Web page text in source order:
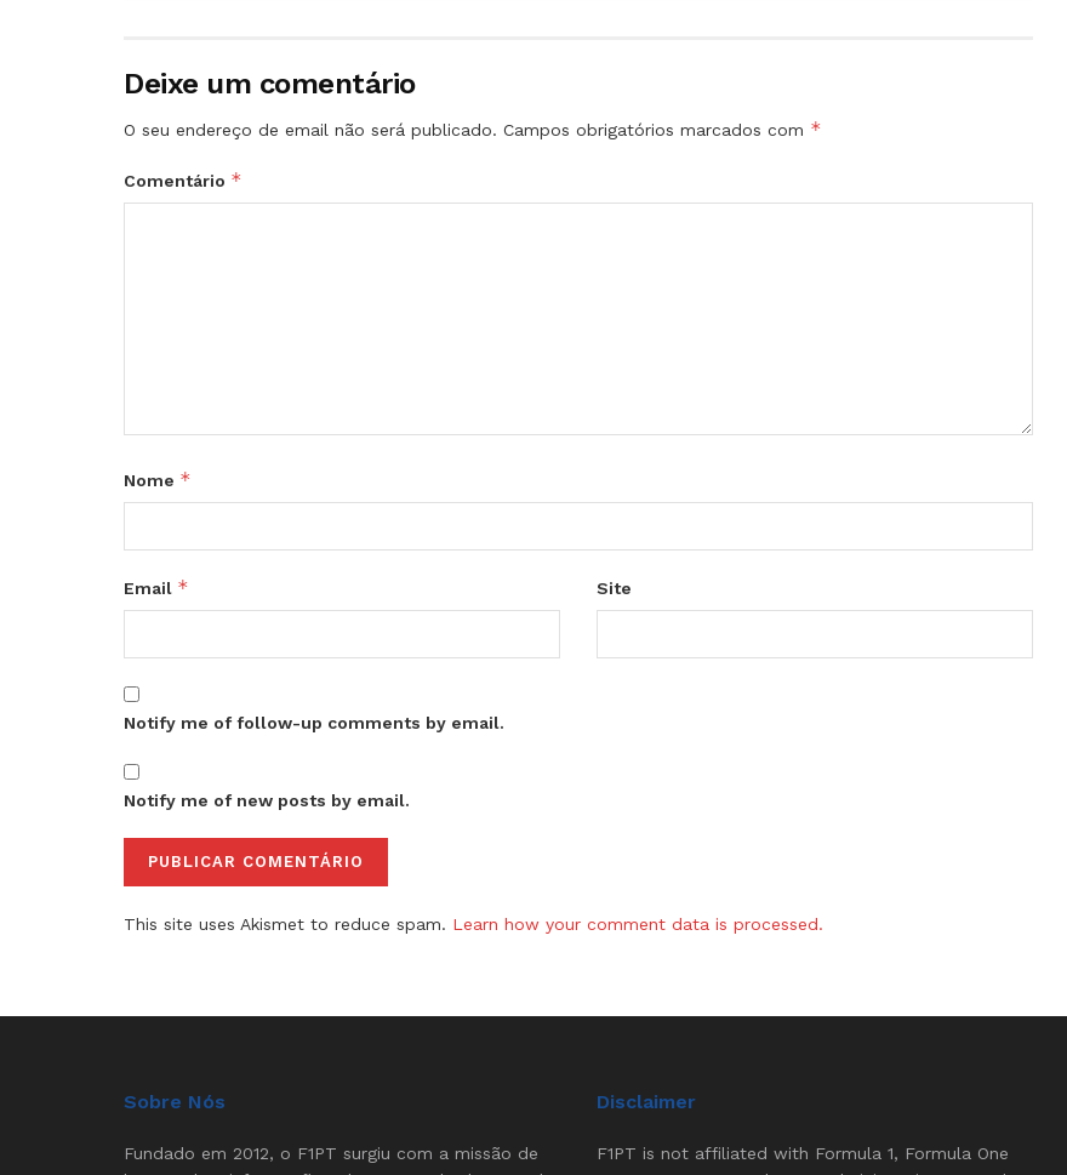
Deixe um comentário
O seu endereço de email não será publicado. Campos obrigatórios marcados com *
Comentário *
Nome *
Email * Site
Notify me of follow-up comments by email.
Notify me of new posts by email.
This site uses Akismet to reduce spam. Learn how your comment data is processed.
Sobre Nós
Fundado em 2012, o F1PT surgiu com a missão de
Disclaimer
F1PT is not affiliated with Formula 1, Formula One